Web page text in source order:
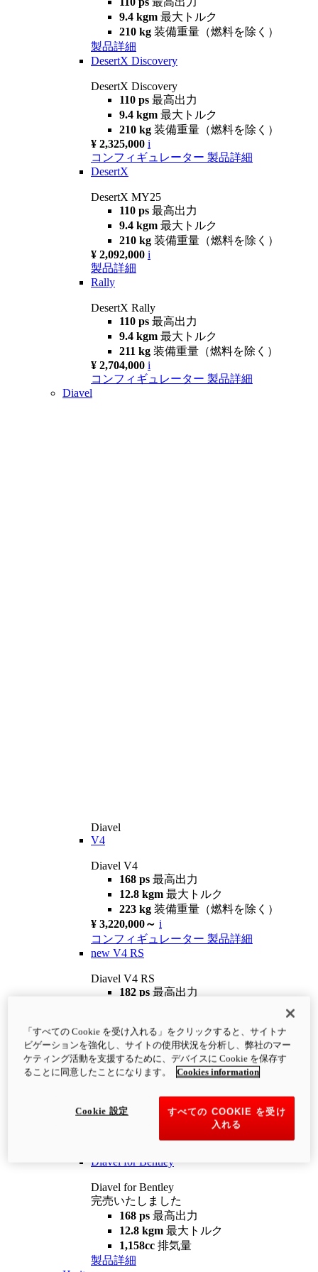
9.4 kgm 最大トルク
210 kg 装備重量（燃料を除く）
製品詳細
DesertX Discovery
DesertX Discovery
110 ps 最高出力
9.4 kgm 最大トルク
210 kg 装備重量（燃料を除く）
¥ 2,325,000 i
コンフィギュレーター 製品詳細
DesertX
DesertX MY25
110 ps 最高出力
9.4 kgm 最大トルク
210 kg 装備重量（燃料を除く）
¥ 2,092,000 i
製品詳細
Rally
DesertX Rally
110 ps 最高出力
9.4 kgm 最大トルク
211 kg 装備重量（燃料を除く）
¥ 2,704,000 i
コンフィギュレーター 製品詳細
Diavel
Diavel
V4
Diavel V4
168 ps 最高出力
12.8 kgm 最大トルク
223 kg 装備重量（燃料を除く）
¥ 3,220,000～ i
コンフィギュレーター 製品詳細
new V4 RS
Diavel V4 RS
182 ps 最高出力
¥4,400,000 i
コンフィギュレーター 製品詳細
newV4 RS 100
12.2 kgm
最大トルク
装備重量（燃料を除く）
Diavel for Bentley
Diavel for Bentley
完売いたしました
168 ps 最高出力
12.8 kgm 最大トルク
1,158cc 排気量
製品詳細
「すべての Cookie を受け入れる」をクリックすると、サイトナ
ビゲーションを強化し、サイトの使用状況を分析し、弊社のマー
ケティング活動を支援するために、デバイスに Cookie を保存す
ることに同意したことになります。
Cookies information
すべての COOKIE を受け
入れる
Cookie 設定